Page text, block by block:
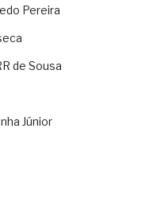
Pereira
de Sousa
Júnior